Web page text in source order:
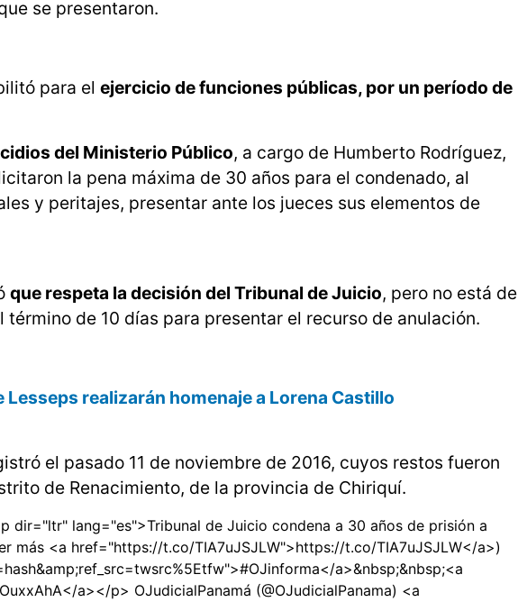
se presentaron.
para el ejercicio de funciones públicas, por un período de
del Ministerio Público, a cargo de Humberto Rodríguez,
la pena máxima de 30 años para el condenado, al
y peritajes, presentar ante los jueces sus elementos de
que respeta la decisión del Tribunal de Juicio, pero no está de
de 10 días para presentar el recurso de anulación.
Lesseps realizarán homenaje a Lorena Castillo
el pasado 11 de noviembre de 2016, cuyos restos fueron
de Renacimiento, de la provincia de Chiriquí.
lang="es">Tribunal de Juicio condena a 30 años de prisión a
más <a href="https://t.co/TIA7uJSJLW">https://t.co/TIA7uJSJLW</a>)
a>&nbsp;&nbsp;<a
a></p> OJudicialPanamá (@OJudicialPanama) <a